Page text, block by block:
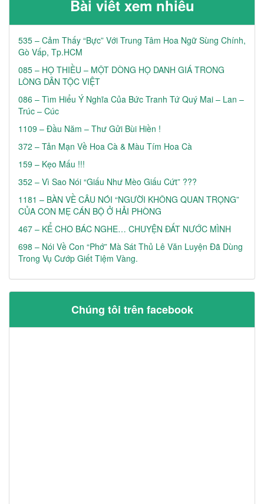
Bài viết xem nhiều
535 – Cảm Thấy “Bực” Với Trung Tâm Hoa Ngữ Sùng Chính,
Gò Vấp, Tp.HCM
085 – HỌ THIỀU – MỘT DÒNG HỌ DANH GIÁ TRONG
LÒNG DÂN TỘC VIỆT
086 – Tìm Hiểu Ý Nghĩa Của Bức Tranh Tứ Quý Mai – Lan –
Trúc – Cúc
1109 – Đầu Năm – Thư Gửi Bùi Hiền !
372 – Tản Mạn Về Hoa Cà & Màu Tím Hoa Cà
159 – Kẹo Mấu !!!
352 – Vì Sao Nói “Giấu Như Mèo Giấu Cứt” ???
1181 – BÀN VỀ CÂU NÓI “NGƯỜI KHÔNG QUAN TRỌNG”
CỦA CON MẸ CÁN BỘ Ở HẢI PHÒNG
467 – KỂ CHO BÁC NGHE… CHUYỆN ĐẤT NƯỚC MÌNH
698 – Nói Về Con “phớ” Mà Sát Thủ Lê Văn Luyện Đã Dùng
Trong Vụ Cướp Giết Tiệm Vàng.
Chúng tôi trên facebook